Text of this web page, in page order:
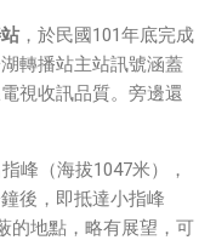
，於民國101年底完成
轉播站主站訊號涵蓋
視收訊品質。旁邊還
峰（海拔1047米），
後，即抵達小指峰
的地點，略有展望，可